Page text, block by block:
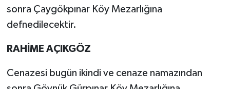
sonra Çaygökpınar Köy Mezarlığına
defnedilecektir.
RAHİME AÇIKGÖZ
Cenazesi bugün ikindi ve cenaze namazından